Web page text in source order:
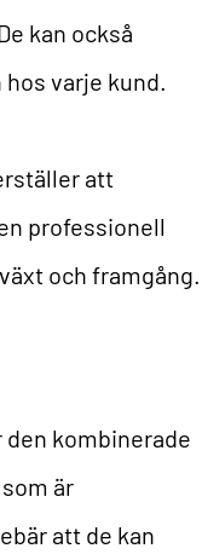
kan också
varje kund.
att
professionell
och framgång.
den kombinerade
är
att de kan